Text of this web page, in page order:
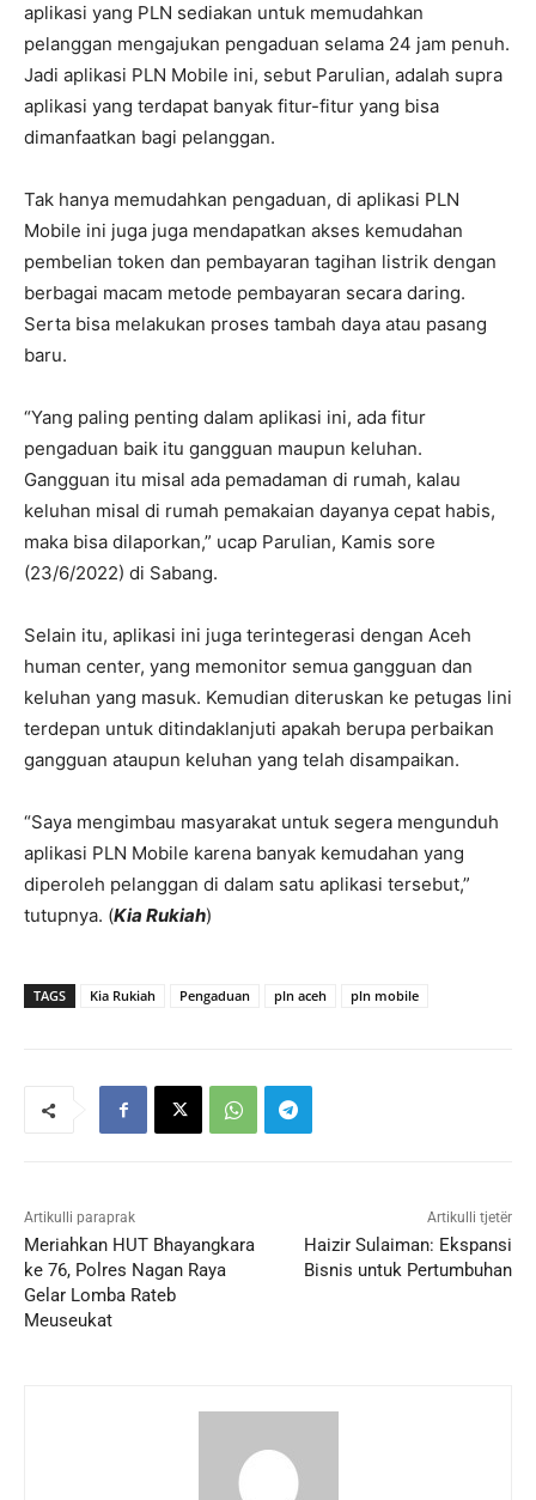
aplikasi yang PLN sediakan untuk memudahkan
pelanggan mengajukan pengaduan selama 24 jam penuh.
Jadi aplikasi PLN Mobile ini, sebut Parulian, adalah supra
aplikasi yang terdapat banyak fitur-fitur yang bisa
dimanfaatkan bagi pelanggan.
Tak hanya memudahkan pengaduan, di aplikasi PLN
Mobile ini juga juga mendapatkan akses kemudahan
pembelian token dan pembayaran tagihan listrik dengan
berbagai macam metode pembayaran secara daring.
Serta bisa melakukan proses tambah daya atau pasang
baru.
“Yang paling penting dalam aplikasi ini, ada fitur
pengaduan baik itu gangguan maupun keluhan.
Gangguan itu misal ada pemadaman di rumah, kalau
keluhan misal di rumah pemakaian dayanya cepat habis,
maka bisa dilaporkan,” ucap Parulian, Kamis sore
(23/6/2022) di Sabang.
Selain itu, aplikasi ini juga terintegerasi dengan Aceh
human center, yang memonitor semua gangguan dan
keluhan yang masuk. Kemudian diteruskan ke petugas lini
terdepan untuk ditindaklanjuti apakah berupa perbaikan
gangguan ataupun keluhan yang telah disampaikan.
“Saya mengimbau masyarakat untuk segera mengunduh
aplikasi PLN Mobile karena banyak kemudahan yang
diperoleh pelanggan di dalam satu aplikasi tersebut,”
tutupnya. (Kia Rukiah)
TAGS Kia Rukiah Pengaduan pln aceh pln mobile
Artikulli paraprak
Meriahkan HUT Bhayangkara
ke 76, Polres Nagan Raya
Gelar Lomba Rateb
Meuseukat
Artikulli tjetër
Haizir Sulaiman: Ekspansi
Bisnis untuk Pertumbuhan